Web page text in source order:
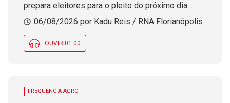
prepara eleitores para o pleito do próximo dia
quatro de outubro
06/08/2026 por Kadu Reis / RNA Florianópolis
OUVIR 01:00
FREQUÊNCIA AGRO